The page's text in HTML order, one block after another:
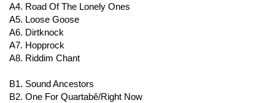
A4. Road Of The Lonely Ones
A5. Loose Goose
A6. Dirtknock
A7. Hopprock
A8. Riddim Chant
B1. Sound Ancestors
B2. One For Quartabê/Right Now